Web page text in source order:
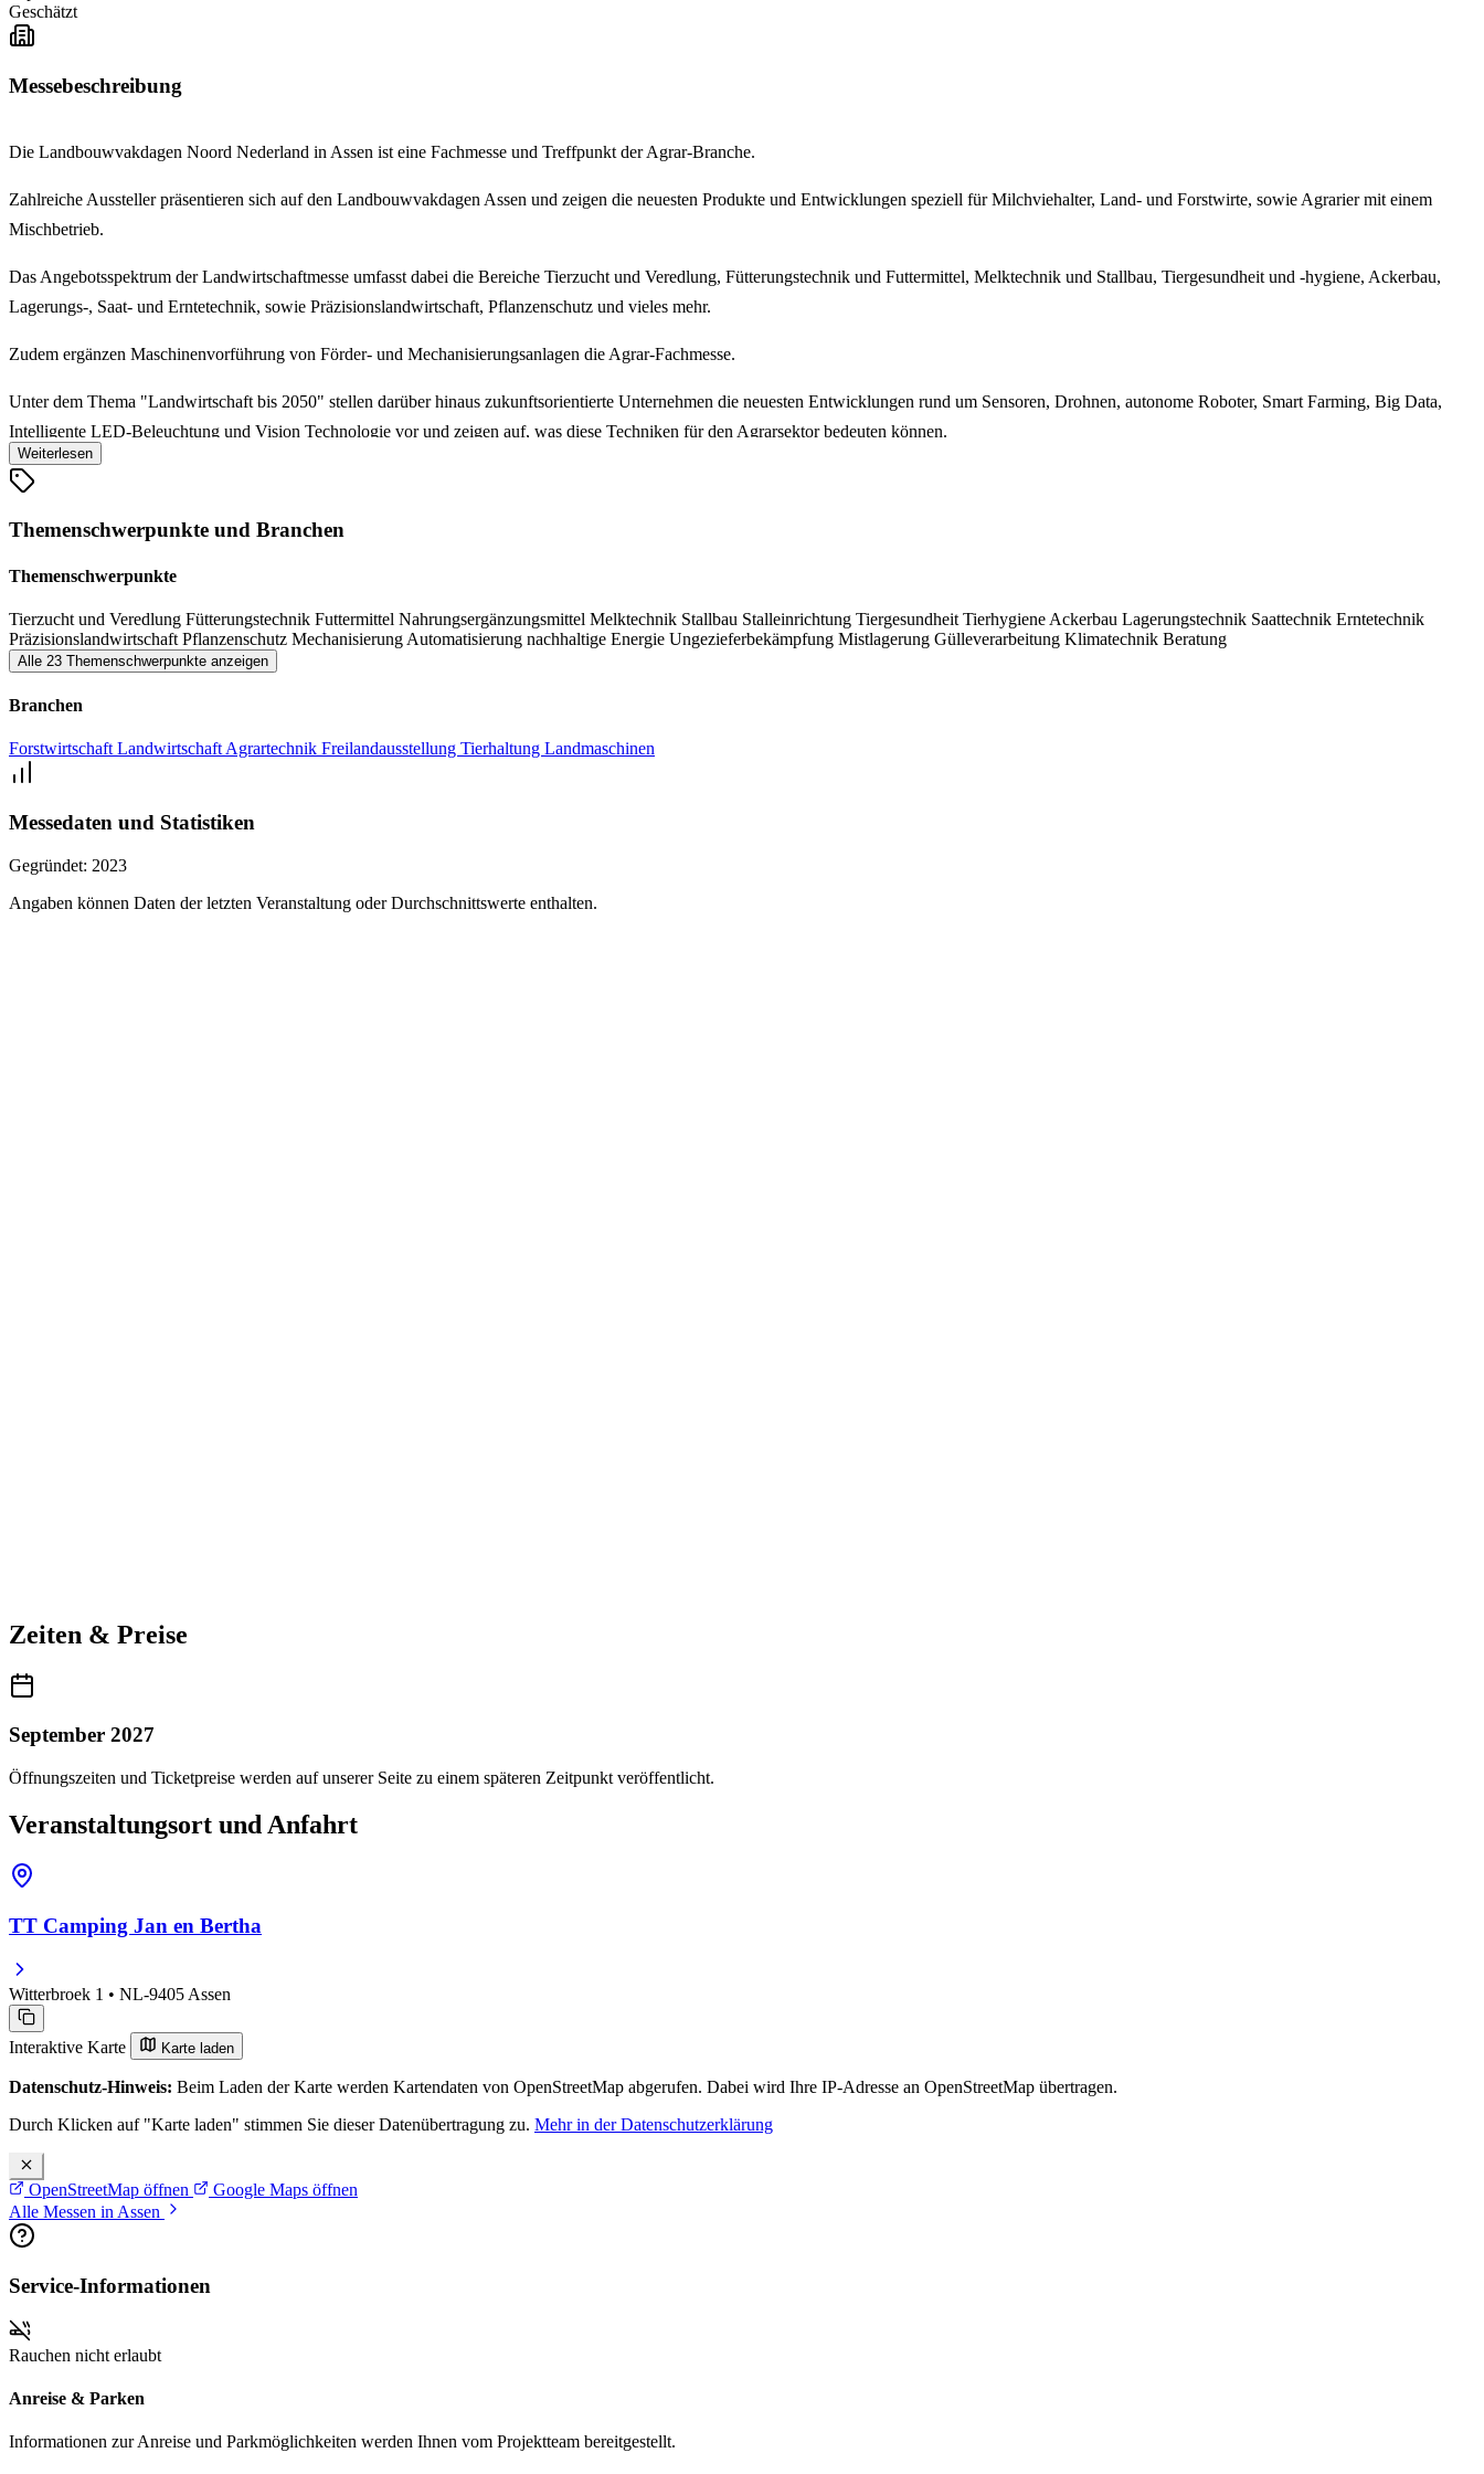
Geschätzt
Messebeschreibung
Die Landbouwvakdagen Noord Nederland in Assen ist eine Fachmesse und Treffpunkt der Agrar-Branche.
Zahlreiche Aussteller präsentieren sich auf den Landbouwvakdagen Assen und zeigen die neuesten Produkte und Entwicklungen speziell für Milchviehalter, Land- und Forstwirte, sowie Agrarier mit einem
Mischbetrieb.
Das Angebotsspektrum der Landwirtschaftmesse umfasst dabei die Bereiche Tierzucht und Veredlung, Fütterungstechnik und Futtermittel, Melktechnik und Stallbau, Tiergesundheit und -hygiene, Ackerbau,
Lagerungs-, Saat- und Erntetechnik, sowie Präzisionslandwirtschaft, Pflanzenschutz und vieles mehr.
Zudem ergänzen Maschinenvorführung von Förder- und Mechanisierungsanlagen die Agrar-Fachmesse.
Unter dem Thema "Landwirtschaft bis 2050" stellen darüber hinaus zukunftsorientierte Unternehmen die neuesten Entwicklungen rund um Sensoren, Drohnen, autonome Roboter, Smart Farming, Big Data,
Intelligente LED-Beleuchtung und Vision Technologie vor und zeigen auf, was diese Techniken für den Agrarsektor bedeuten können.
Die Landbouwvakdagen Noord Nederland in Assen bietet nicht nur einen vollständigen Überblick über Mechanisierung, Landwirtschaft, Rinderhaltung, intensive Viehhaltung, Bodenzucht, Schaf- und
Weiterlesen
Themenschwerpunkte und Branchen
Themenschwerpunkte
Tierzucht und Veredlung Fütterungstechnik Futtermittel Nahrungsergänzungsmittel Melktechnik Stallbau Stalleinrichtung Tiergesundheit Tierhygiene Ackerbau Lagerungstechnik Saattechnik Erntetechnik
Präzisionslandwirtschaft Pflanzenschutz Mechanisierung Automatisierung nachhaltige Energie Ungezieferbekämpfung Mistlagerung Gülleverarbeitung Klimatechnik Beratung
Alle 23 Themenschwerpunkte anzeigen
Branchen
Forstwirtschaft Landwirtschaft Agrartechnik Freilandausstellung Tierhaltung Landmaschinen
Messedaten und Statistiken
Gegründet: 2023
Angaben können Daten der letzten Veranstaltung oder Durchschnittswerte enthalten.
Zeiten & Preise
September 2027
Öffnungszeiten und Ticketpreise werden auf unserer Seite zu einem späteren Zeitpunkt veröffentlicht.
Veranstaltungsort und Anfahrt
TT Camping Jan en Bertha
Witterbroek 1 • NL-9405 Assen
Interaktive Karte Karte laden
Datenschutz-Hinweis: Beim Laden der Karte werden Kartendaten von OpenStreetMap abgerufen. Dabei wird Ihre IP-Adresse an OpenStreetMap übertragen.
Durch Klicken auf "Karte laden" stimmen Sie dieser Datenübertragung zu. Mehr in der Datenschutzerklärung
OpenStreetMap öffnen
Google Maps öffnen
Alle Messen in Assen
Service-Informationen
Rauchen nicht erlaubt
Anreise & Parken
Informationen zur Anreise und Parkmöglichkeiten werden Ihnen vom Projektteam bereitgestellt.